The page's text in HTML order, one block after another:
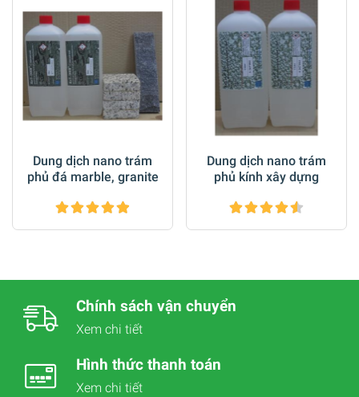
Dung dịch nano trám
phủ đá marble, granite
Dung dịch nano trám
phủ kính xây dựng
Chính sách vận chuyển
Xem chi tiết
Hình thức thanh toán
Xem chi tiết